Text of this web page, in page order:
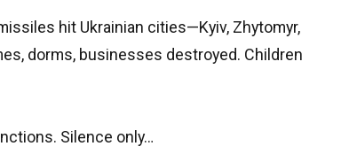
hit Ukrainian cities—Kyiv, Zhytomyr,
dorms, businesses destroyed. Children
Silence only…